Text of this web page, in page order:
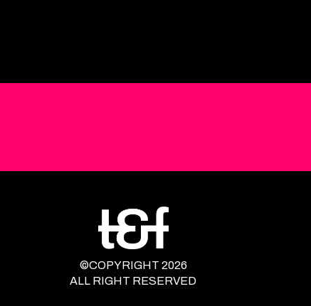
©COPYRIGHT 2026
ALL RIGHT RESERVED